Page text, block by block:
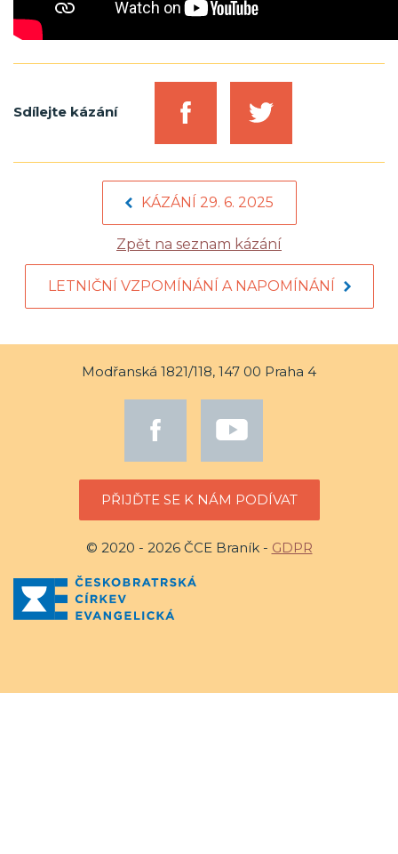
Sdílejte kázání
KÁZÁNÍ 29. 6. 2025
Zpět na seznam kázání
LETNIČNÍ VZPOMÍNÁNÍ A NAPOMÍNÁNÍ
Modřanská 1821/118, 147 00 Praha 4
PŘIJĎTE SE K NÁM PODÍVAT
© 2020 - 2026 ČCE Braník - GDPR